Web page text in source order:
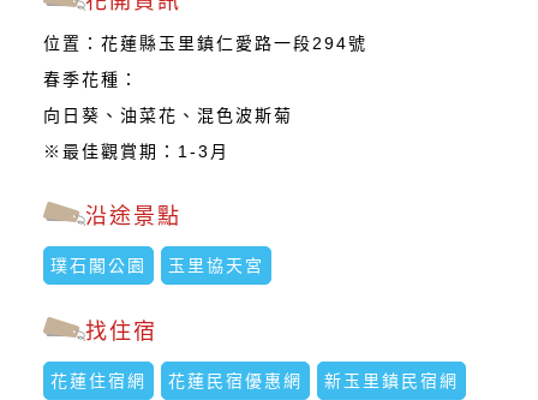
位置：花蓮縣玉里鎮仁愛路一段294號
春季花種：
向日葵、油菜花、混色波斯菊
※最佳觀賞期：1-3月
沿途景點
璞石閣公園 玉里協天宮
找住宿
花蓮住宿網 花蓮民宿優惠網 新玉里鎮民宿網